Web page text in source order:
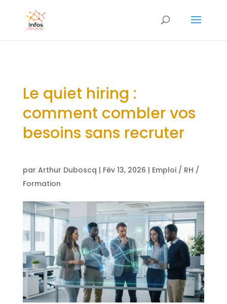
Le quiet hiring :
comment combler vos
besoins sans recruter
par Arthur Duboscq | Fév 13, 2026 | Emploi / RH /
Formation